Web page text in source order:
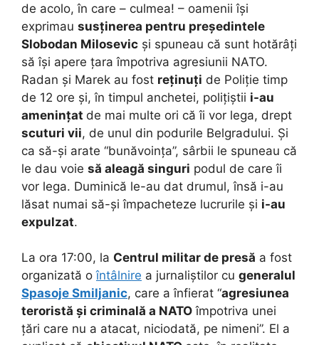
de acolo, în care – culmea! – oamenii își
exprimau susținerea pentru președintele
Slobodan Milosevic și spuneau că sunt hotărâți
să își apere țara împotriva agresiunii NATO.
Radan și Marek au fost reținuți de Poliție timp
de 12 ore și, în timpul anchetei, polițiștii i-au
amenințat de mai multe ori că îi vor lega, drept
scuturi vii, de unul din podurile Belgradului. Și
ca să-și arate “bunăvoința”, sârbii le spuneau că
le dau voie să aleagă singuri podul de care îi
vor lega. Duminică le-au dat drumul, însă i-au
lăsat numai să-și împacheteze lucrurile și i-au
expulzat.
La ora 17:00, la Centrul militar de presă a fost
organizată oîntâlnire a jurnaliștilor cu generalul
Spasoje Smiljanic, care a înfierat “agresiunea
teroristă și criminală a NATO împotriva unei
țări care nu a atacat, niciodată, pe nimeni”. El a